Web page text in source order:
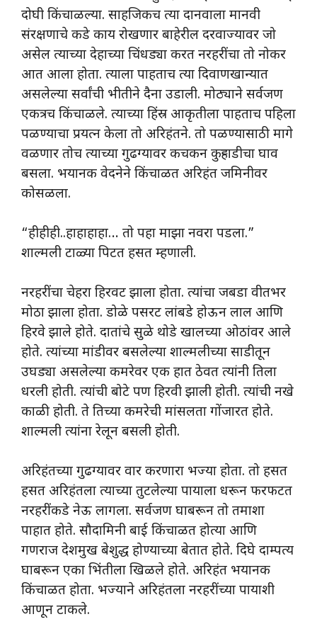
दोघी किंचाळल्या. साहजिकच त्या दानवाला मानवी
संरक्षणाचे कडे काय रोखणार बाहेरील दरवाज्यावर जो
असेल त्याच्या देहाच्या चिंधड्या करत नरहरींचा तो नोकर
आत आला होता. त्याला पाहताच त्या दिवाणखान्यात
असलेल्या सर्वांची भीतीने दैना उडाली. मोठ्याने सर्वजण
एकत्रच किंचाळले. त्याच्या हिंस्र आकृतीला पाहताच पहिला
पळण्याचा प्रयत्न केला तो अरिहंतने. तो पळण्यासाठी मागे
वळणार तोच त्याच्या गुढग्यावर कचकन कुऱ्हाडीचा घाव
बसला. भयानक वेदनेने किंचाळत अरिहंत जमिनीवर
कोसळला.
“हीहीही..हाहाहाहा… तो पहा माझा नवरा पडला.”
शाल्मली टाळ्या पिटत हसत म्हणाली.
नरहरींचा चेहरा हिरवट झाला होता. त्यांचा जबडा वीतभर
मोठा झाला होता. डोळे पसरट लांबडे होऊन लाल आणि
हिरवे झाले होते. दातांचे सुळे थोडे खालच्या ओठांवर आले
होते. त्यांच्या मांडीवर बसलेल्या शाल्मलीच्या साडीतून
उघड्या असलेल्या कमरेवर एक हात ठेवत त्यांनी तिला
धरली होती. त्यांची बोटे पण हिरवी झाली होती. त्यांची नखे
काळी होती. ते तिच्या कमरेची मांसलता गोंजारत होते.
शाल्मली त्यांना रेलून बसली होती.
अरिहंतच्या गुढग्यावर वार करणारा भज्या होता. तो हसत
हसत अरिहंतला त्याच्या तुटलेल्या पायाला धरून फरफटत
नरहरींकडे नेऊ लागला. सर्वजण घाबरून तो तमाशा
पाहात होते. सौदामिनी बाई किंचाळत होत्या आणि
गणराज देशमुख बेशुद्ध होण्याच्या बेतात होते. दिघे दाम्पत्य
घाबरून एका भिंतीला खिळले होते. अरिहंत भयानक
किंचाळत होता. भज्याने अरिहंतला नरहरींच्या पायाशी
आणून टाकले.